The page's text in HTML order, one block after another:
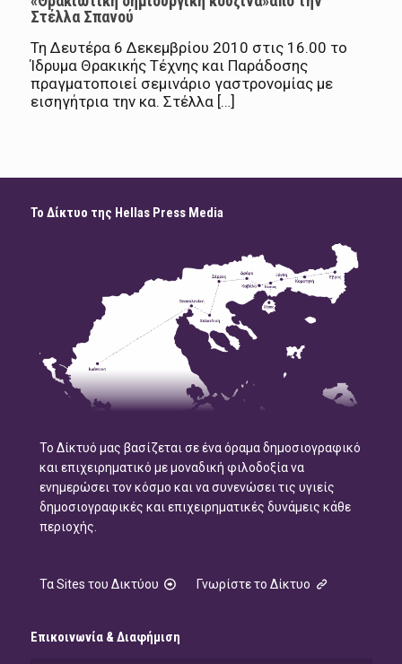
Στέλλα Σπανού
Τη Δευτέρα 6 Δεκεμβρίου 2010 στις 16.00 το
Ίδρυμα Θρακικής Τέχνης και Παράδοσης
πραγματοποιεί σεμινάριο γαστρονομίας με
εισηγήτρια την κα. Στέλλα […]
Το Δίκτυο της Hellas Press Media
Το Δίκτυό μας βασίζεται σε ένα όραμα δημοσιογραφικό
και επιχειρηματικό με μοναδική φιλοδοξία να
ενημερώσει τον κόσμο και να συνενώσει τις υγιείς
δημοσιογραφικές και επιχειρηματικές δυνάμεις κάθε
περιοχής.
Τα Sites του Δικτύου Γνωρίστε το Δίκτυο
Επικοινωνία & Διαφήμιση